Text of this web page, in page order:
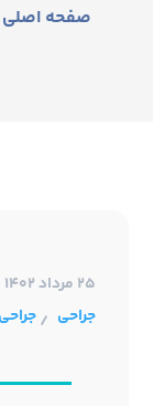
صفحه اصلی
۲۵ مرداد ۱۴۰۲
جراحی /